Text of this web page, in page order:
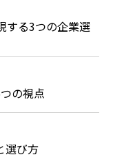
する3つの企業選
の視点
選び方